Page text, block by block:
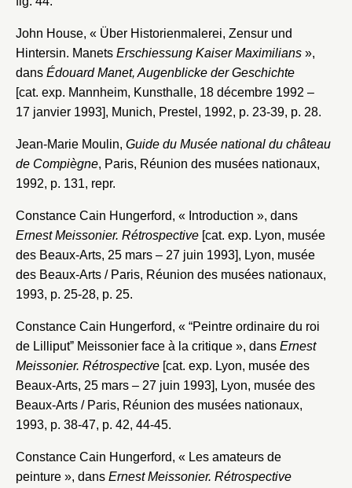
John House, « Über Historienmalerei, Zensur und
Hintersin. Manets Erschiessung Kaiser Maximilians »,
dans Édouard Manet, Augenblicke der Geschichte
[cat. exp. Mannheim, Kunsthalle, 18 décembre 1992 –
17 janvier 1993], Munich, Prestel, 1992, p. 23-39, p. 28.
Jean-Marie Moulin, Guide du Musée national du château
de Compiègne, Paris, Réunion des musées nationaux,
1992, p. 131, repr.
Constance Cain Hungerford, « Introduction », dans
Ernest Meissonier. Rétrospective [cat. exp. Lyon, musée
des Beaux-Arts, 25 mars – 27 juin 1993], Lyon, musée
des Beaux-Arts / Paris, Réunion des musées nationaux,
1993, p. 25-28, p. 25.
Constance Cain Hungerford, « “Peintre ordinaire du roi
de Lilliputˮ Meissonier face à la critique », dans Ernest
Meissonier. Rétrospective [cat. exp. Lyon, musée des
Beaux-Arts, 25 mars – 27 juin 1993], Lyon, musée des
Beaux-Arts / Paris, Réunion des musées nationaux,
1993, p. 38-47, p. 42, 44-45.
Constance Cain Hungerford, « Les amateurs de
peinture », dans Ernest Meissonier. Rétrospective